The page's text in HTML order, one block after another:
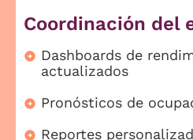
Coordinación del
Dashboards de
actualizados
Pronósticos de
Reportes